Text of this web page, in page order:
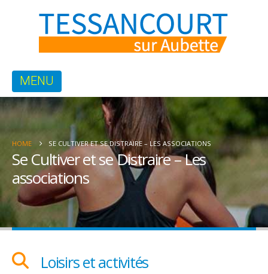
HOME SE CULTIVER ET SE DISTRAIRE – LES ASSOCIATIONS
Se Cultiver et se Distraire – Les
associations
Loisirs et activités